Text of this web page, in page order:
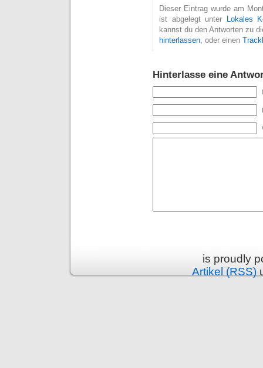
Dieser Eintrag wurde am
ist abgelegt unter
Lokales
kannst du den Antworten zu
hinterlassen, oder einen
Hinterlasse eine
is proudly
Artikel (RSS)